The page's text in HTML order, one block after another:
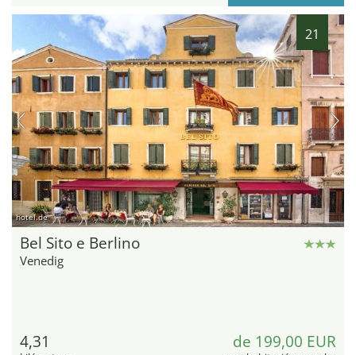
21
hotel.de
Bel Sito e Berlino
Venedig
4,31 de 199,00 EUR